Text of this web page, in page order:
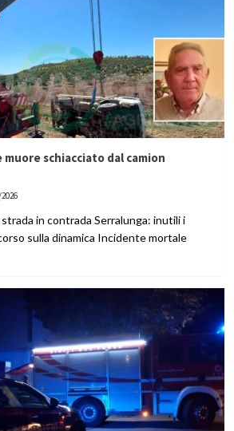
schiacciato dal camion
in contrada Serralunga: inutili i
sulla dinamica Incidente mortale